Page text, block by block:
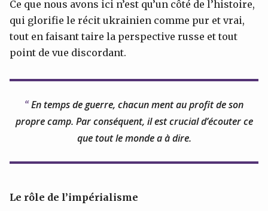
Ce que nous avons ici n’est qu’un côté de l’histoire,
qui glorifie le récit ukrainien comme pur et vrai,
tout en faisant taire la perspective russe et tout
point de vue discordant.
En temps de guerre, chacun ment au profit de son
propre camp. Par conséquent, il est crucial d’écouter ce
que tout le monde a à dire.
Le rôle de l’impérialisme